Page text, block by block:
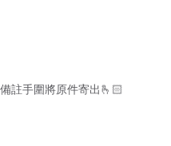
註手圍將原件寄出🫰🏻